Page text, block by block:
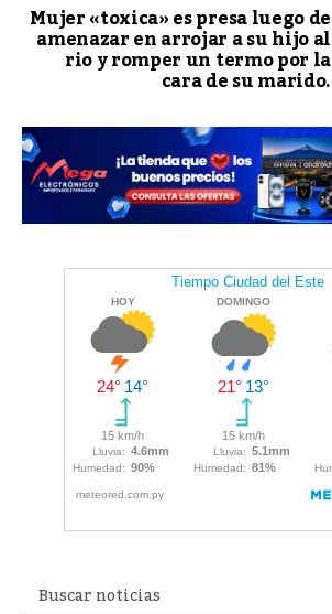
Mujer «toxica» es presa luego de
amenazar en arrojar a su hijo al
rio y romper un termo por la
cara de su marido.